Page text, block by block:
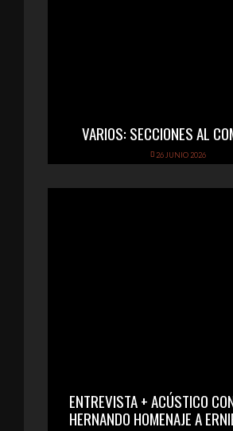
VARIOS: SECCIONES AL
26 JUNIO 2026
ENTREVISTA + ACÚSTICO
HERNANDO HOMENAJE A